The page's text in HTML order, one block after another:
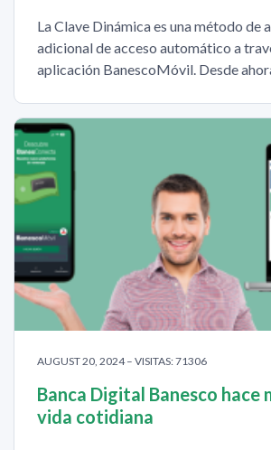
La Clave Dinámica es una método de
adicional de acceso automático a
aplicación BanescoMóvil. Desde
AUGUST 20, 2024 – VISITAS: 71306
Banca Digital Banesco hace
vida cotidiana